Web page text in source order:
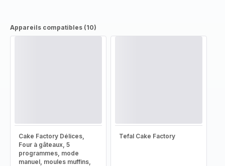
Appareils compatibles (10)
Cake Factory Délices,
Four à gâteaux, 5
programmes, mode
manuel, moules muffins,
Tefal Cake Factory